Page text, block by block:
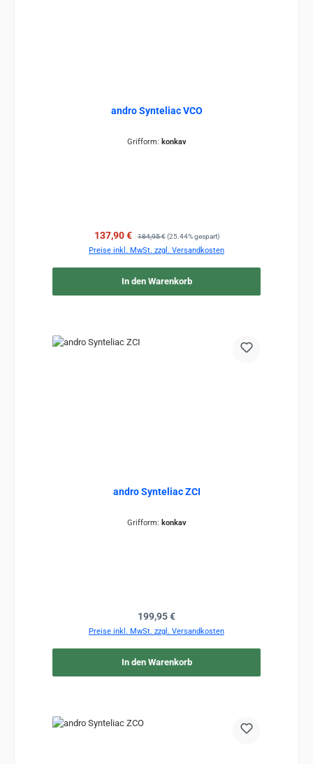
andro Synteliac VCO
Grifform: konkav
Verkaufspreis:
137,90 € Regulärer Preis:
184,95 € (25.44% gespart)
Preise inkl. MwSt. zzgl. Versandkosten
In den Warenkorb
andro Synteliac ZCI
Grifform: konkav
Regulärer Preis:
199,95 €
Preise inkl. MwSt. zzgl. Versandkosten
In den Warenkorb